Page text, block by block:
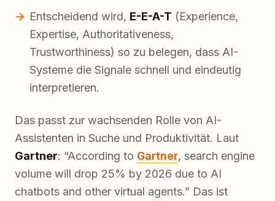
Entscheidend wird, E-E-A-T (Experience,
Expertise, Authoritativeness,
Trustworthiness) so zu belegen, dass AI-
Systeme die Signale schnell und eindeutig
interpretieren.
Das passt zur wachsenden Rolle von AI-
Assistenten in Suche und Produktivität. Laut
Gartner: “According to Gartner, search engine
volume will drop 25% by 2026 due to AI
chatbots and other virtual agents.” Das ist